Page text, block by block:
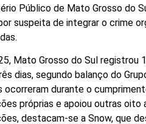
Público de Mato Grosso do
suspeita de integrar o crime
Mato Grosso do Sul registrou
dias, segundo balanço do
ocorreram durante o
próprias e apoiou outras
destacam-se a Snow, que